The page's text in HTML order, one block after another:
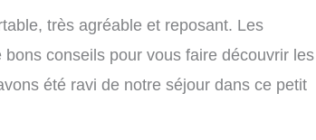
très agréable et reposant. Les
conseils pour vous faire découvrir les
été ravi de notre séjour dans ce petit